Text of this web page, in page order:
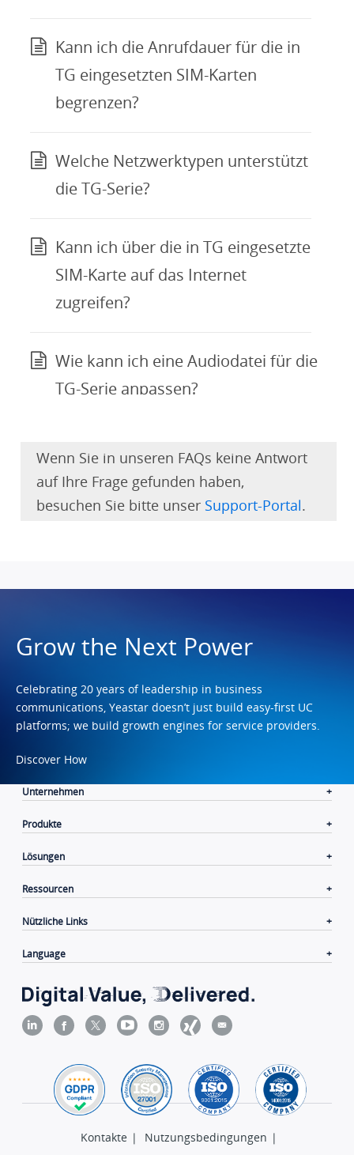
Kann ich die Anrufdauer für die in
TG eingesetzten SIM-Karten
begrenzen?
Welche Netzwerktypen unterstützt
die TG-Serie?
Kann ich über die in TG eingesetzte
SIM-Karte auf das Internet
zugreifen?
Wie kann ich eine Audiodatei für die
TG-Serie anpassen?
Wenn Sie in unseren FAQs keine Antwort
auf Ihre Frage gefunden haben,
besuchen Sie bitte unser Support-Portal.
Grow the Next Power
Celebrating 20 years of leadership in business
communications, Yeastar doesn’t just build easy-first UC
platforms; we build growth engines for service providers.
Discover How
Unternehmen
Produkte
Lösungen
Ressourcen
Nützliche Links
Language
Kontakte | Nutzungsbedingungen |